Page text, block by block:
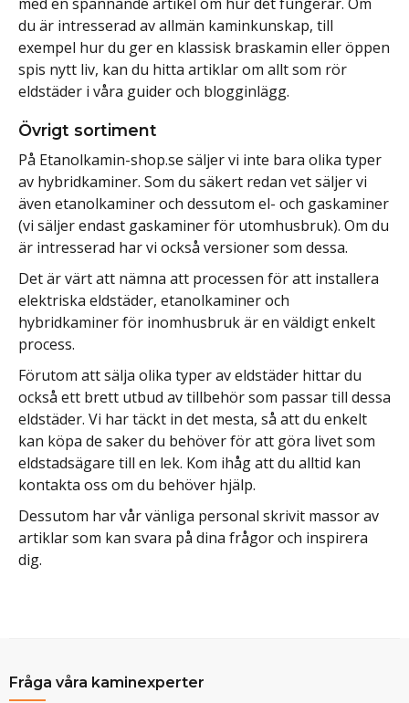
du är intresserad av allmän kaminkunskap, till
exempel hur du ger en klassisk braskamin eller öppen
spis nytt liv, kan du hitta artiklar om allt som rör
eldstäder i våra guider och blogginlägg.
Övrigt sortiment
På Etanolkamin-shop.se säljer vi inte bara olika typer
av hybridkaminer. Som du säkert redan vet säljer vi
även etanolkaminer och dessutom el- och gaskaminer
(vi säljer endast gaskaminer för utomhusbruk). Om du
är intresserad har vi också versioner som dessa.
Det är värt att nämna att processen för att installera
elektriska eldstäder, etanolkaminer och
hybridkaminer för inomhusbruk är en väldigt enkelt
process.
Förutom att sälja olika typer av eldstäder hittar du
också ett brett utbud av tillbehör som passar till dessa
eldstäder. Vi har täckt in det mesta, så att du enkelt
kan köpa de saker du behöver för att göra livet som
eldstadsägare till en lek. Kom ihåg att du alltid kan
kontakta oss om du behöver hjälp.
Dessutom har vår vänliga personal skrivit massor av
artiklar som kan svara på dina frågor och inspirera
dig.
Fråga våra kaminexperter